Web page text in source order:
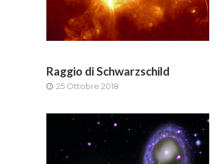
Raggio di Schwarzschild
25 Ottobre 2018